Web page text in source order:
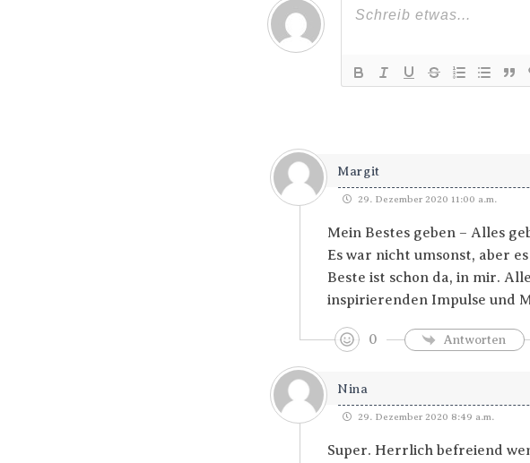
Margit
29. Dezember 2020 11:00 a.m.
Mein Bestes geben – Alles
Es war nicht umsonst, aber
Beste ist schon da, in mir.
inspirierenden Impulse und
0 Antworten
Nina
29. Dezember 2020 8:49 a.m.
Super. Herrlich befreiend